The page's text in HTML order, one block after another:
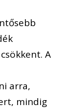
A
arra,
mindig